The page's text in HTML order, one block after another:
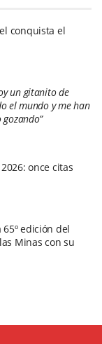
conquista el
un gitanito de
el mundo y me han
once citas
edición del
Minas con su